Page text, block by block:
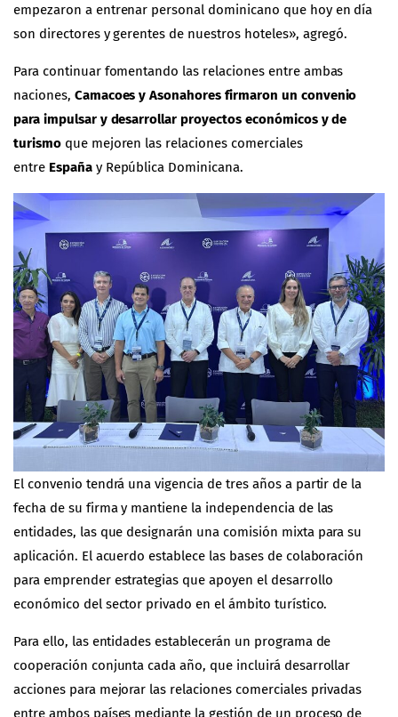
empezaron a entrenar personal dominicano que hoy en día
son directores y gerentes de nuestros hoteles», agregó.
Para continuar fomentando las relaciones entre ambas
naciones, Camacoes y Asonahores firmaron un convenio
para impulsar y desarrollar proyectos económicos y de
turismoque mejoren las relaciones comerciales
entre Españay República Dominicana.
El convenio tendrá una vigencia de tres años a partir de la
fecha de su firma y mantiene la independencia de las
entidades, las que designarán una comisión mixta para su
aplicación. El acuerdo establece las bases de colaboración
para emprender estrategias que apoyen el desarrollo
económico del sector privado en el ámbito turístico.
Para ello, las entidades establecerán un programa de
cooperación conjunta cada año, que incluirá desarrollar
acciones para mejorar las relaciones comerciales privadas
entre ambos países mediante la gestión de un proceso de